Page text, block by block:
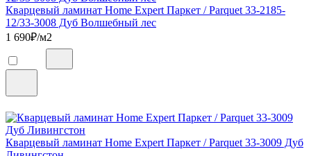
Кварцевый ламинат Home Expert Паркет / Parquet 33-2185-
12/33-3008 Дуб Волшебный лес
1 690₽/м2
Кварцевый ламинат Home Expert Паркет / Parquet 33-3009 Дуб